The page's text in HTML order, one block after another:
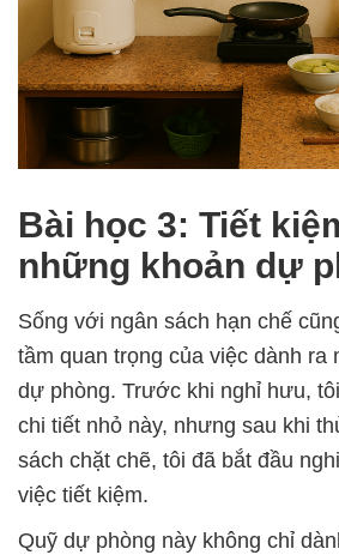
Bài học 3: Tiết
những khoản dự
Sống với ngân sách hạn chế
tầm quan trọng của việc dành ra
dự phòng. Trước khi nghỉ hưu,
chi tiết nhỏ này, nhưng sau khi
sách chặt chẽ, tôi đã bắt đầu
việc tiết kiệm.
Quỹ dự phòng này không chỉ